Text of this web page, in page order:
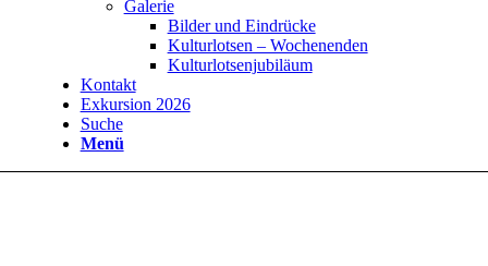
Galerie
Bilder und Eindrücke
Kulturlotsen – Wochenenden
Kulturlotsenjubiläum
Kontakt
Exkursion 2026
Suche
Menü